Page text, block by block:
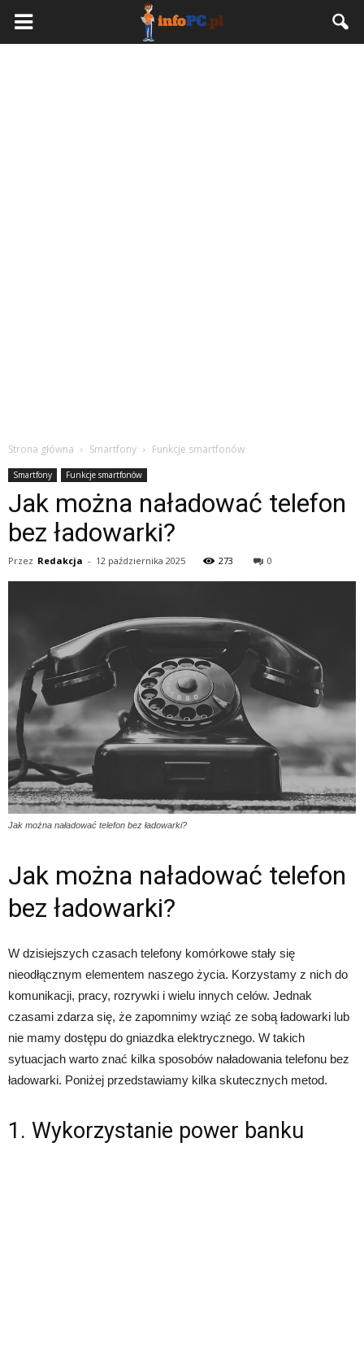
Strona główna Smartfony Funkcje smartfonów
Smartfony Funkcje smartfonów
Jak można naładować telefon
bez ładowarki?
Przez Redakcja - 12 października 2025 273 0
Jak można naładować telefon bez ładowarki?
Jak można naładować telefon
bez ładowarki?
W dzisiejszych czasach telefony komórkowe stały się
nieodłącznym elementem naszego życia. Korzystamy z nich do
komunikacji, pracy, rozrywki i wielu innych celów. Jednak
czasami zdarza się, że zapomnimy wziąć ze sobą ładowarki lub
nie mamy dostępu do gniazdka elektrycznego. W takich
sytuacjach warto znać kilka sposobów naładowania telefonu bez
ładowarki. Poniżej przedstawiamy kilka skutecznych metod.
1. Wykorzystanie power banku